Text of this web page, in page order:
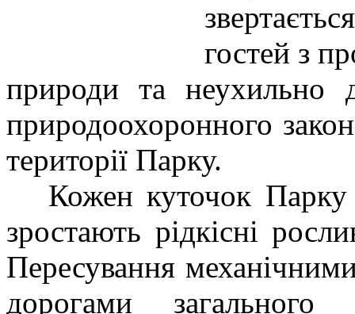
гостей з
природи та неухильно
природоохоронного
території Парку.
Кожен куточок Парку
зростають рідкісні
Пересування
дорогами загального